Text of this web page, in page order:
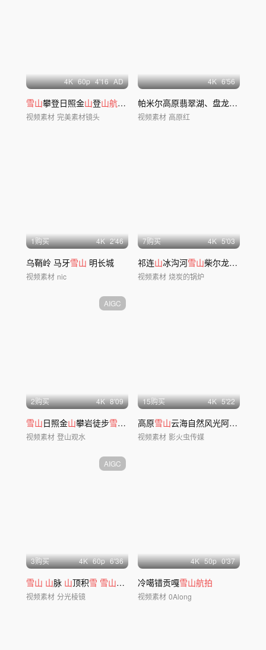
4K 60p 4'16 AD
雪山攀登日照金山登山航拍雪山 日出合集
视频素材 完美素材镜头
4K 6'56
帕米尔高原翡翠湖、盘龙古道
视频素材 高原红
1购买 4K 2'46
乌鞘岭 马牙雪山 明长城
视频素材 nic
7购买 4K 5'03
祁连山冰沟河雪山柴尔龙海延时
视频素材 烧炭的锅炉
AIGC
2购买 4K 8'09
雪山日照金山攀岩徒步雪山 团队合作
视频素材 登山观水
15购买 4K 5'22
高原雪山云海自然风光阿勒泰初
视频素材 影火虫传媒
AIGC
3购买 4K 60p 6'36
雪山 山脉 山顶积雪 雪山全景 高山积雪
视频素材 分光棱镜
4K 50p 0'37
冷噶错贡嘎雪山航拍
视频素材 0Along